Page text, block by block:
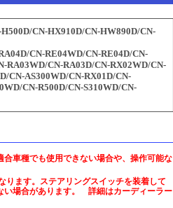
CN-HX910D/CN-HW890D/CN-
CN-RE04WD/CN-RE04D/CN-
RA03WD/CN-RA03D/CN-RX02WD/CN-
CN-AS300WD/CN-RX01D/CN-
CN-R500D/CN-S310WD/CN-
車種でも使用できない場合や、操作可能な
ります。ステアリングスイッチを装着して
い場合があります。 詳細はカーディーラー